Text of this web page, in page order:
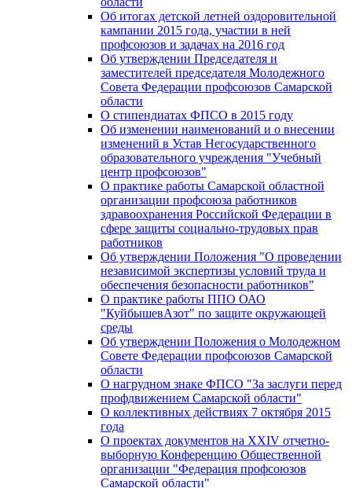
Об итогах детской летней оздоровительной
кампании 2015 года, участии в ней
профсоюзов и задачах на 2016 год
Об утверждении Председателя и
заместителей председателя Молодежного
Совета Федерации профсоюзов Самарской
области
О стипендиатах ФПСО в 2015 году
Об изменении наименований и о внесении
изменений в Устав Негосударственного
образовательного учреждения "Учебный
центр профсоюзов"
О практике работы Самарской областной
организации профсоюза работников
здравоохранения Российской Федерации в
сфере защиты социально-трудовых прав
работников
Об утверждении Положения "О проведении
независимой экспертизы условий труда и
обеспечения безопасности работников"
О практике работы ППО ОАО
"КуйбышевАзот" по защите окружающей
среды
Об утверждении Положения о Молодежном
Совете Федерации профсоюзов Самарской
области
О нагрудном знаке ФПСО "За заслуги перед
профдвижением Самарской области"
О коллективных действиях 7 октября 2015
года
О проектах документов на XXIV отчетно-
выборную Конференцию Общественной
организации "Федерация профсоюзов
Самарской области"